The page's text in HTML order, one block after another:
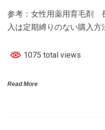
参考：女性用薬用育毛剤
入は定期縛りのない購入方
1075 total views
Read More